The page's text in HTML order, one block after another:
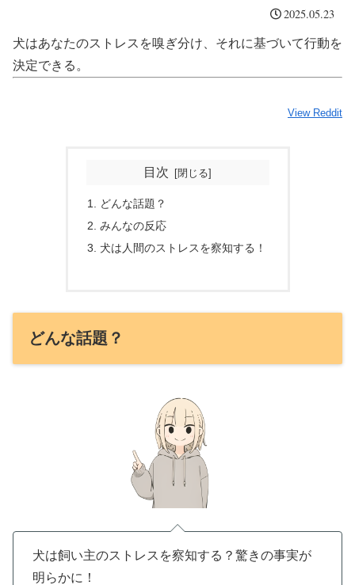
2025.05.23
犬はあなたのストレスを嗅ぎ分け、それに基づいて行動を
決定できる。
View Reddit
目次
どんな話題？
みんなの反応
犬は人間のストレスを察知する！
どんな話題？
犬は飼い主のストレスを察知する？驚きの事実が
明らかに！